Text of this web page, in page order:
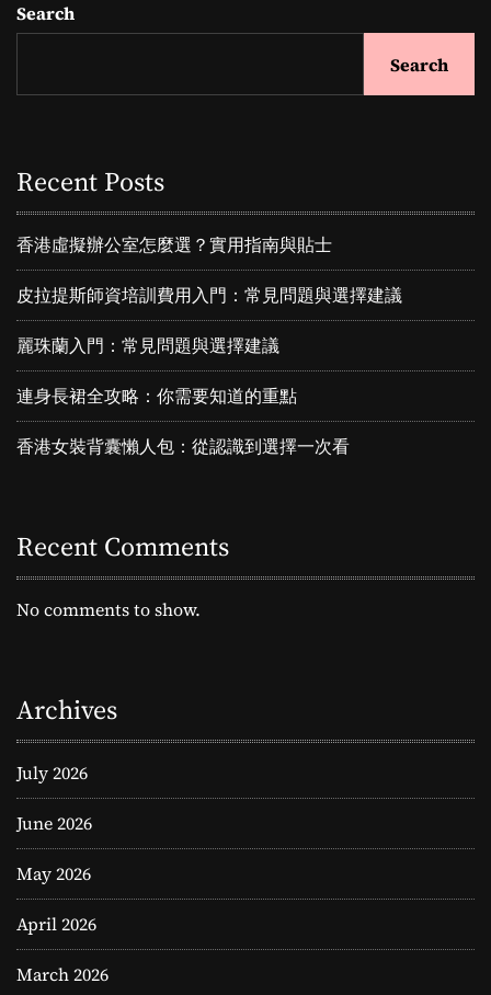
Search
Search
Recent Posts
香港虛擬辦公室怎麼選？實用指南與貼士
皮拉提斯師資培訓費用入門：常見問題與選擇建議
麗珠蘭入門：常見問題與選擇建議
連身長裙全攻略：你需要知道的重點
香港女裝背囊懶人包：從認識到選擇一次看
Recent Comments
No comments to show.
Archives
July 2026
June 2026
May 2026
April 2026
March 2026